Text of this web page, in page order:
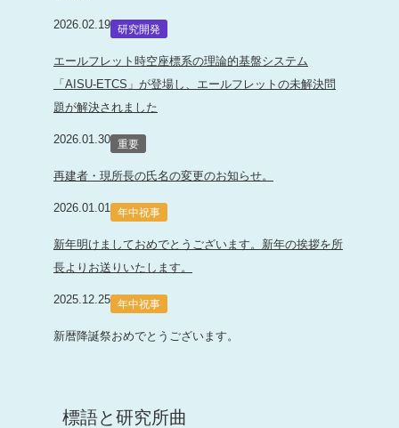
2026.02.19 研究開発
エールフレット時空座標系の理論的基盤システム
「AISU-ETCS」が登場し、エールフレットの未解決問
題が解決されました
2026.01.30 重要
再建者・現所長の氏名の変更のお知らせ。
2026.01.01 年中祝事
新年明けましておめでとうございます。新年の挨拶を所
長よりお送りいたします。
2025.12.25 年中祝事
新暦降誕祭おめでとうございます。
標語と研究所曲